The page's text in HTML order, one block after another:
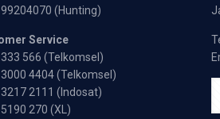
(Hunting)
Service
566 (Telkomsel)
4404 (Telkomsel)
2111 (Indosat)
270 (XL)